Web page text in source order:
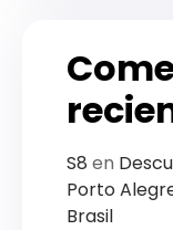
S8 en
Porto
Brasil